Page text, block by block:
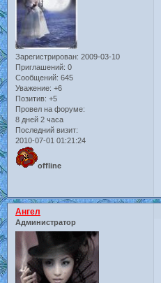
Зарегистрирован: 2009-03-10
Приглашений: 0
Сообщений: 645
Уважение: +6
Позитив: +5
Провел на форуме:
8 дней 2 часа
Последний визит:
2010-07-01 01:21:24
offline
Ангел
Администратор